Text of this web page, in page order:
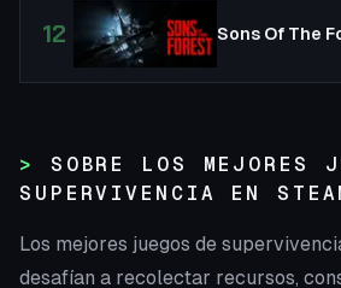
12 Sons Of The
SOBRE LOS MEJORES
SUPERVIVENCIA EN
Los mejores juegos de
desafían a recolectar recursos,